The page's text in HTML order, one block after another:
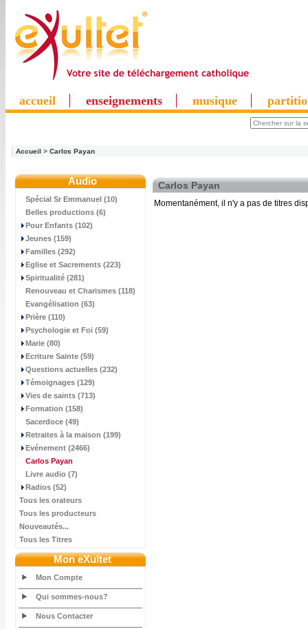
accueil enseignements musique
Accueil > Carlos Payan
Audio
Spécial Sr Emmanuel (10)
Belles productions (6)
Pour Enfants (102)
Jeunes (159)
Familles (292)
Eglise et Sacrements (223)
Spiritualité (281)
Renouveau et Charismes (118)
Evangélisation (63)
Prière (110)
Psychologie et Foi (59)
Marie (80)
Ecriture Sainte (59)
Questions actuelles (232)
Témoignages (129)
Vies de saints (713)
Formation (158)
Sacerdoce (49)
Retraites à la maison (199)
Evénement (2466)
Carlos Payan
Livre audio (7)
Radios (52)
Tous les orateurs
Tous les producteurs
Nouveautés...
Tous les Titres
Mon eXultet
Mon Compte
Qui sommes-nous?
Nous Contacter
Carlos Payan
Momentanément, il n'y a pas de titres